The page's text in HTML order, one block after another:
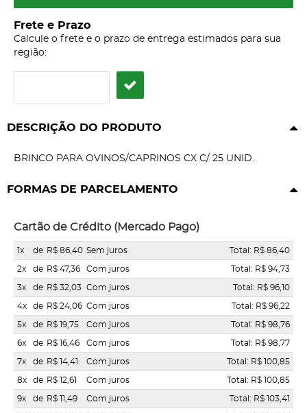
Frete e Prazo
Calcule o frete e o prazo de entrega estimados para sua
região:
DESCRIÇÃO DO PRODUTO
BRINCO PARA OVINOS/CAPRINOS CX C/ 25 UNID.
FORMAS DE PARCELAMENTO
Cartão de Crédito (Mercado Pago)
1x de R$ 86,40 Sem juros Total: R$ 86,40
2x de R$ 47,36 Com juros Total: R$ 94,73
3x de R$ 32,03 Com juros Total: R$ 96,10
4x de R$ 24,06 Com juros Total: R$ 96,22
5x de R$ 19,75 Com juros Total: R$ 98,76
6x de R$ 16,46 Com juros Total: R$ 98,77
7x de R$ 14,41 Com juros Total: R$ 100,85
8x de R$ 12,61 Com juros Total: R$ 100,85
9x de R$ 11,49 Com juros Total: R$ 103,41